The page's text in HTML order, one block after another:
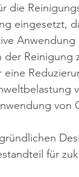
die
eingesetzt,
Reinigung
von
für